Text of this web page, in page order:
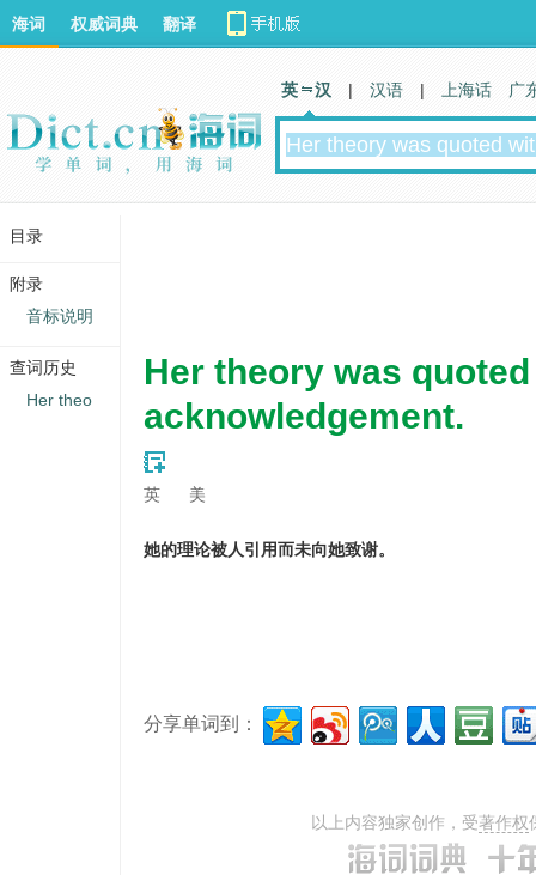
Her theory was
acknowledgement.
英 美
她的理论被人引用而未向她致谢。
分享单词到：
以上内容独家创作，受著作权
海词 权威词典 翻译
英 汉 | 汉语 | 上海话 广
目录
附录
音标说明
查词历史
Her theo